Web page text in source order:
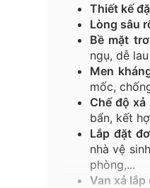
Thiết kế
Lòng sâu
Bề mặt
ngụ, dễ
Men
mốc,
Chế độ
bẩn, kết
Lắp đặt
nhà vệ
phòng,...
Van xả